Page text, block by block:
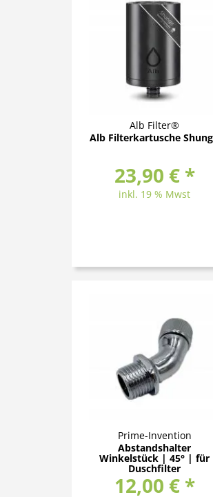
Alb Filter®
Alb Filterkartusche
23,90 € *
inkl. 19 % Mwst
Prime-Invention
Abstandshalter
Winkelstück | 45° | für
Duschfilter
12,00 € *